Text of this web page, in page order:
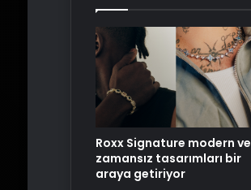
Roxx Signature modern ve
zamansız tasarımları bir
araya getiriyor